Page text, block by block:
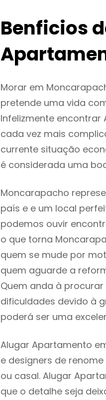
Benficios
Morar em
pretende uma vida
Infelizmente
cada vez mais
currente situação
é considerada uma
Moncarapacho
país e e um local
podemos ouvir
o que torna
quem se mude por
quem aguarde a
Quem anda à
dificuldades devido à
poderá ser uma
Alugar Apartamento
e designers de
ou casal. Alugar
que o detalhe seja